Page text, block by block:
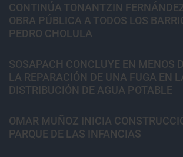
CONTINÚA TONANTZIN
OBRA PÚBLICA A TODOS LOS
PEDRO CHOLULA
SOSAPACH CONCLUYE EN MENOS
LA REPARACIÓN DE UNA FUGA EN
DISTRIBUCIÓN DE AGUA POTABLE
OMAR MUÑOZ INICIA
PARQUE DE LAS INFANCIAS